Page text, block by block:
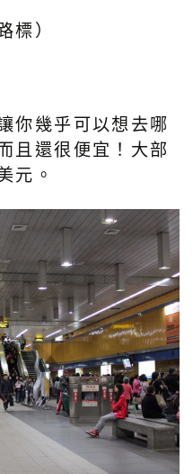
標）
你幾乎可以想去哪
且還很便宜！大部
元。